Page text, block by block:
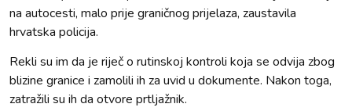
na autocesti, malo prije graničnog prijelaza, zaustavila
hrvatska policija.
Rekli su im da je riječ o rutinskoj kontroli koja se odvija zbog
blizine granice i zamolili ih za uvid u dokumente. Nakon toga,
zatražili su ih da otvore prtljažnik.